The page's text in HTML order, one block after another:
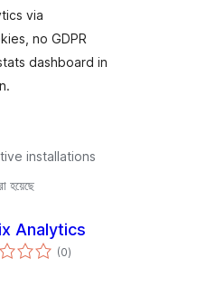
via
no GDPR
dashboard in
installations
হয়েছে
Analytics
(0total
ratings
)